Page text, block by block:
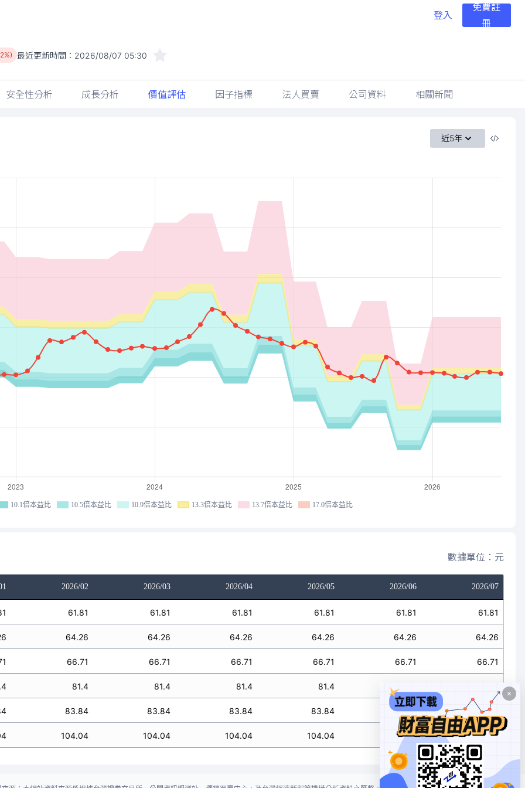
登入
免費註
冊
最近更新時間： 2026/08/07 05:30
安全性分析 成長分析 價值評估 因子指標 法人買賣 公司資料 相關新聞
近5年
10.1倍本益比 10.5倍本益比 10.9倍本益比 13.3倍本益比 13.7倍本益比 17.0倍本益比
數據單位：元
2026/02 2026/03 2026/04 2026/05 2026/06 2026/07
61.81 61.81 61.81 61.81 61.81 61.81
64.26 64.26 64.26 64.26 64.26 64.26
66.71 66.71 66.71 66.71 66.71 66.71
81.4 81.4 81.4 81.4
83.84 83.84 83.84 83.84 83.84 83.84
104.04 104.04 104.04 104.04 104.04 104.04